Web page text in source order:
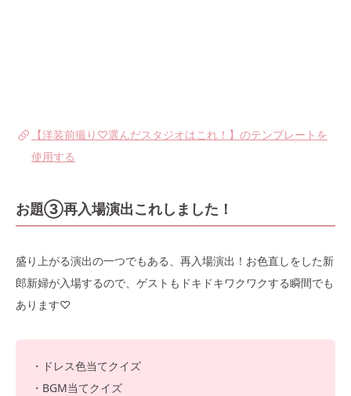
【洋装前撮り♡選んだスタジオはこれ！】のテンプレートを
使用する
お題③再入場演出これしました！
盛り上がる演出の一つでもある、再入場演出！お色直しをした新
郎新婦が入場するので、ゲストもドキドキワクワクする瞬間でも
あります♡
・ドレス色当てクイズ
・BGM当てクイズ